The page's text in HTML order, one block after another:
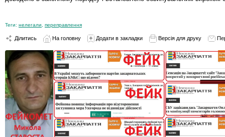
Теги: нелегали переправлення
Ділитись На головну Додати в закладки Версія для друку